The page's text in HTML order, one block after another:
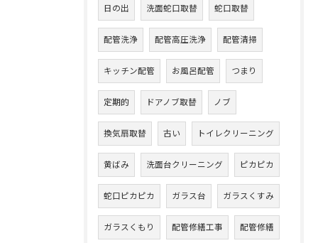
日の出 洗面蛇口取替 蛇口取替
配管洗浄 配管高圧洗浄 配管清掃
キッチン配管 お風呂配管 つまり
定期的 ドアノブ取替 ノブ
換気扇取替 古い トイレクリーニング
黄ばみ 洗面台クリーニング ピカピカ
蛇口ピカピカ ガラス台 ガラスくすみ
ガラスくもり 配管修繕工事 配管修繕